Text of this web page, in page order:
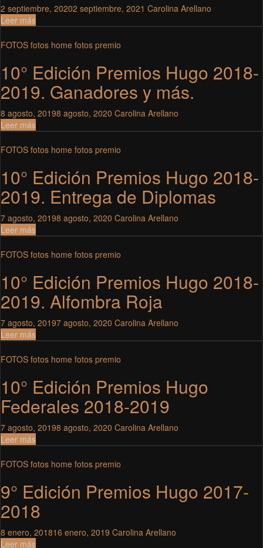
2 septiembre, 20202 septiembre, 2021 Carolina Arellano
Leer más
FOTOS fotos home fotos premio
10° Edición Premios Hugo 2018-
2019. Ganadores y más.
8 agosto, 20198 agosto, 2020 Carolina Arellano
Leer más
FOTOS fotos home fotos premio
10° Edición Premios Hugo 2018-
2019. Entrega de Diplomas
7 agosto, 20198 agosto, 2020 Carolina Arellano
Leer más
FOTOS fotos home fotos premio
10° Edición Premios Hugo 2018-
2019. Alfombra Roja
7 agosto, 20197 agosto, 2020 Carolina Arellano
Leer más
FOTOS fotos home fotos premio
10° Edición Premios Hugo
Federales 2018-2019
7 agosto, 20198 agosto, 2020 Carolina Arellano
Leer más
FOTOS fotos home fotos premio
9° Edición Premios Hugo 2017-
2018
8 enero, 201816 enero, 2019 Carolina Arellano
Leer más